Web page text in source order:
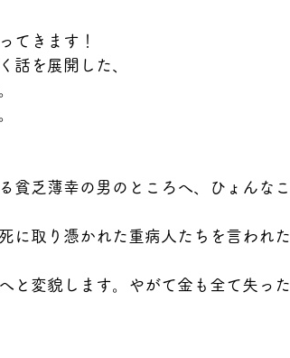
てきます！
話を展開した、
貧乏薄幸の男のところへ、ひょんなこ
に取り憑かれた重病人たちを言われた
と変貌します。やがて金も全て失った